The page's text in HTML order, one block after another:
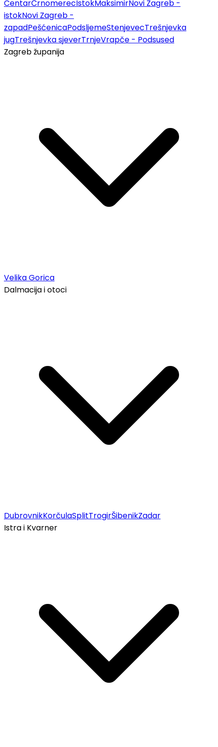
CentarČrnomerecIstokMaksimirNovi Zagreb -
istokNovi Zagreb -
zapadPešćenicaPodsljemeStenjevecTrešnjevka
jugTrešnjevka sjeverTrnjeVrapče - Podsused
Zagreb županija
Velika Gorica
Dalmacija i otoci
DubrovnikKorčulaSplitTrogirŠibenikZadar
Istra i Kvarner